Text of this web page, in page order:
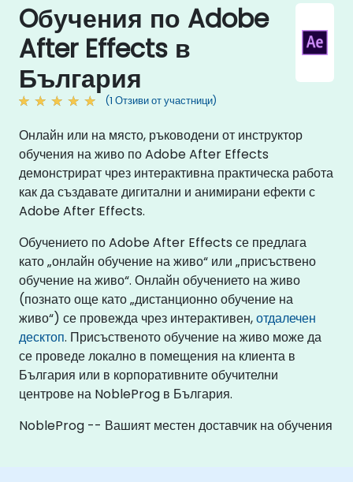
Oбучения по Adobe
After Effects в
България
(1 Отзиви от участници)
Онлайн или на място, ръководени от инструктор
обучения на живо по Adobe After Effects
демонстрират чрез интерактивна практическа работа
как да създавате дигитални и анимирани ефекти с
Adobe After Effects.
Обучението по Adobe After Effects се предлага
като „онлайн обучение на живо“ или „присъствено
обучение на живо“. Онлайн обучението на живо
(познато още като „дистанционно обучение на
живо“) се провежда чрез интерактивен,отдалечен
десктоп. Присъственото обучение на живо може да
се проведе локално в помещения на клиента в
България или в корпоративните обучителни
центрове на NobleProg в България.
NobleProg -- Вашият местен доставчик на обучения